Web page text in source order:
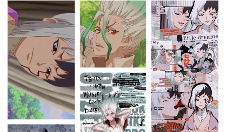
HELLSING
HUNTER X HUNTER
JOJO’S BIZARRE ADVENTURE
JUJUTSU KAISEN
MINECRAFT